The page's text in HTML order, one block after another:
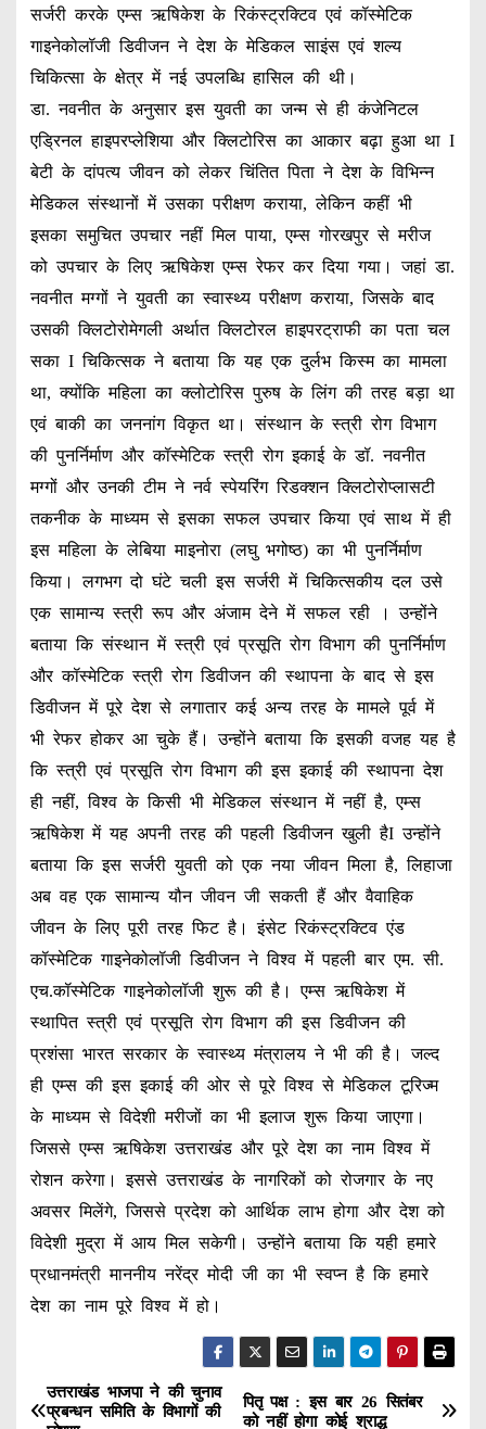
सर्जरी करके एम्स ऋषिकेश के रिकंस्ट्रक्टिव एवं कॉस्मेटिक
गाइनेकोलॉजी डिवीजन ने देश के मेडिकल साइंस एवं शल्य
चिकित्सा के क्षेत्र में नई उपलब्धि हासिल की थी।
डा. नवनीत के अनुसार इस युवती का जन्म से ही कंजेनिटल
एड्रिनल हाइपरप्लेशिया और क्लिटोरिस का आकार बढ़ा हुआ था I
बेटी के दांपत्य जीवन को लेकर चिंतित पिता ने देश के विभिन्न
मेडिकल संस्थानों में उसका परीक्षण कराया, लेकिन कहीं भी
इसका समुचित उपचार नहीं मिल पाया, एम्स गोरखपुर से मरीज
को उपचार के लिए ऋषिकेश एम्स रेफर कर दिया गया। जहां डा.
नवनीत मग्गों ने युवती का स्वास्थ्य परीक्षण कराया, जिसके बाद
उसकी क्लिटोरोमेगली अर्थात क्लिटोरल हाइपरट्राफी का पता चल
सका I चिकित्सक ने बताया कि यह एक दुर्लभ किस्म का मामला
था, क्योंकि महिला का क्लोटोरिस पुरुष के लिंग की तरह बड़ा था
एवं बाकी का जननांग विकृत था। संस्थान के स्त्री रोग विभाग
की पुनर्निर्माण और कॉस्मेटिक स्त्री रोग इकाई के डॉ. नवनीत
मग्गों और उनकी टीम ने नर्व स्पेयरिंग रिडक्शन क्लिटोरोप्लासटी
तकनीक के माध्यम से इसका सफल उपचार किया एवं साथ में ही
इस महिला के लेबिया माइनोरा (लघु भगोष्ठ) का भी पुनर्निर्माण
किया। लगभग दो घंटे चली इस सर्जरी में चिकित्सकीय दल उसे
एक सामान्य स्त्री रूप और अंजाम देने में सफल रही । उन्होंने
बताया कि संस्थान में स्त्री एवं प्रसूति रोग विभाग की पुनर्निर्माण
और कॉस्मेटिक स्त्री रोग डिवीजन की स्थापना के बाद से इस
डिवीजन में पूरे देश से लगातार कई अन्य तरह के मामले पूर्व में
भी रेफर होकर आ चुके हैं। उन्होंने बताया कि इसकी वजह यह है
कि स्त्री एवं प्रसूति रोग विभाग की इस इकाई की स्थापना देश
ही नहीं, विश्व के किसी भी मेडिकल संस्थान में नहीं है, एम्स
ऋषिकेश में यह अपनी तरह की पहली डिवीजन खुली हैI उन्होंने
बताया कि इस सर्जरी युवती को एक नया जीवन मिला है, लिहाजा
अब वह एक सामान्य यौन जीवन जी सकती हैं और वैवाहिक
जीवन के लिए पूरी तरह फिट है। इंसेट रिकंस्ट्रक्टिव एंड
कॉस्मेटिक गाइनेकोलॉजी डिवीजन ने विश्व में पहली बार एम. सी.
एच.कॉस्मेटिक गाइनेकोलॉजी शुरू की है। एम्स ऋषिकेश में
स्थापित स्त्री एवं प्रसूति रोग विभाग की इस डिवीजन की
प्रशंसा भारत सरकार के स्वास्थ्य मंत्रालय ने भी की है। जल्द
ही एम्स की इस इकाई की ओर से पूरे विश्व से मेडिकल टूरिज्म
के माध्यम से विदेशी मरीजों का भी इलाज शुरू किया जाएगा।
जिससे एम्स ऋषिकेश उत्तराखंड और पूरे देश का नाम विश्व में
रोशन करेगा। इससे उत्तराखंड के नागरिकों को रोजगार के नए
अवसर मिलेंगे, जिससे प्रदेश को आर्थिक लाभ होगा और देश को
विदेशी मुद्रा में आय मिल सकेगी। उन्होंने बताया कि यही हमारे
प्रधानमंत्री माननीय नरेंद्र मोदी जी का भी स्वप्न है कि हमारे
देश का नाम पूरे विश्व में हो।
P
पितृ पक्ष : इस बार 26 सितंबर
को नहीं होगा कोई श्राद्ध
उत्तराखंड भाजपा ने की चुनाव
प्रबन्धन समिति के विभागों की